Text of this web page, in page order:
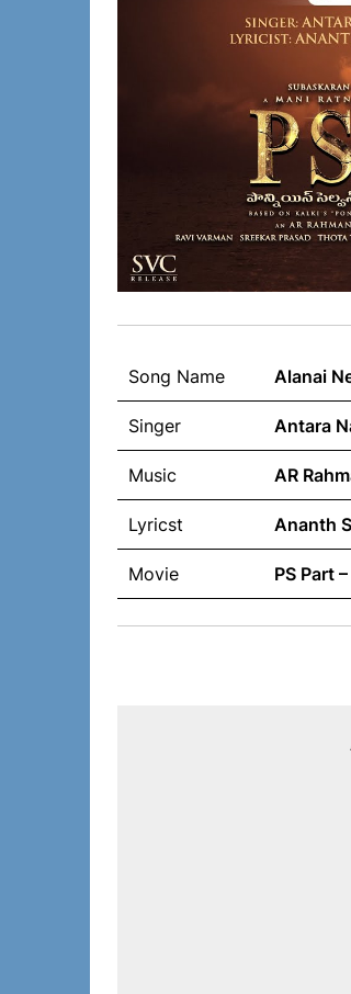
Song Name Alanai
Singer Antara
Music AR
Lyricst Ananth
Movie PS Part